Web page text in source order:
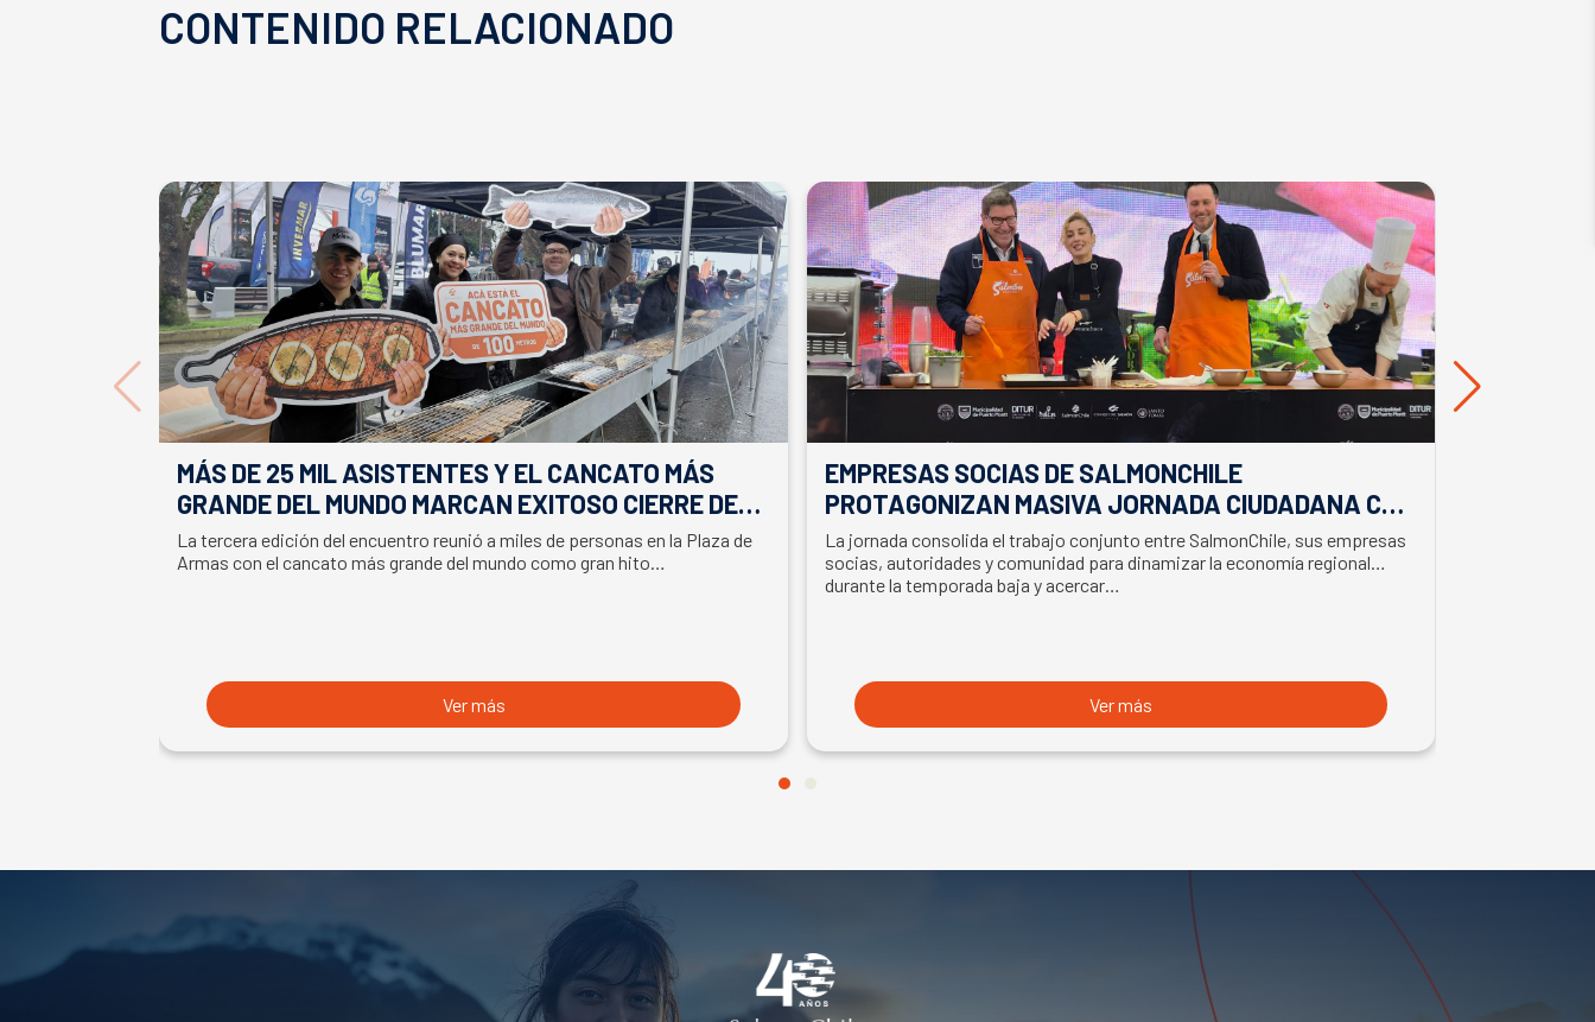
CONTENIDO RELACIONADO
MÁS DE 25 MIL ASISTENTES Y EL CANCATO MÁS
GRANDE DEL MUNDO MARCAN EXITOSO CIERRE DE
LA SEMANA DEL SALMÓN
La tercera edición del encuentro reunió a miles de personas en la Plaza de
Armas con el cancato más grande del mundo como gran hito…
Ver más
EMPRESAS SOCIAS DE SALMONCHILE
PROTAGONIZAN MASIVA JORNADA CIUDADANA CON
LA PARTICIPACIÓN DEL BIMINISTRO DE ECONOMÍA
EN SEMANA DEL SALMÓN
La jornada consolida el trabajo conjunto entre SalmonChile, sus empresas
socias, autoridades y comunidad para dinamizar la economía regional
durante la temporada baja y acercar…
Ver más